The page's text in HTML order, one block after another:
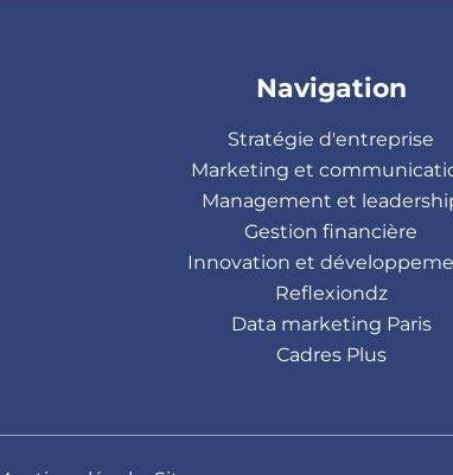
Navigation
Stratégie d'entreprise
Marketing et
Management et
Gestion financière
Innovation et
Reflexiondz
Data marketing Paris
Cadres Plus